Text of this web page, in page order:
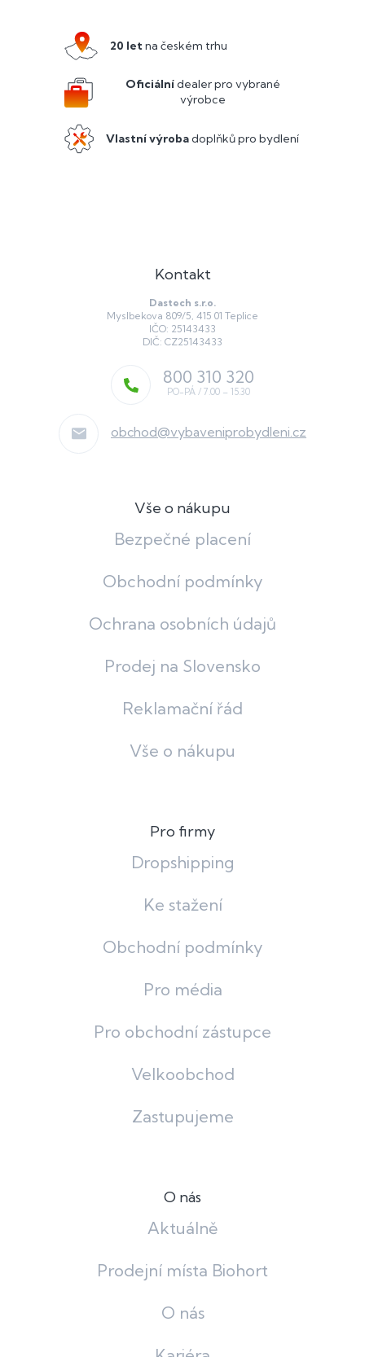
20 letna českém trhu
Oficiálnídealer pro vybrané
výrobce
Vlastní výrobadoplňků pro bydlení
Kontakt
Dastech s.r.o.
Myslbekova 809/5, 415 01 Teplice
IČO: 25143433
DIČ: CZ25143433
obchod@vybaveniprobydleni.cz
800 310 320
Vše o nákupu
Bezpečné placení
Obchodní podmínky
Ochrana osobních údajů
Prodej na Slovensko
Reklamační řád
Vše o nákupu
Pro firmy
Dropshipping
Ke stažení
Obchodní podmínky
Pro média
Pro obchodní zástupce
Velkoobchod
Zastupujeme
O nás
Aktuálně
Prodejní místa Biohort
O nás